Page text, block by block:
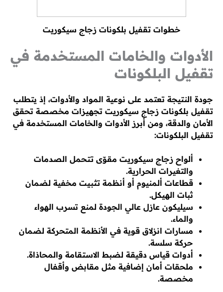
خطوات تقفيل بلكونات زجاج سيكوريت
الأدوات والخامات المستخدمة في
تقفيل البلكونات
جودة النتيجة تعتمد على نوعية المواد والأدوات، إذ يتطلب
تقفيل بلكونات زجاج سيكوريت تجهيزات مخصصة تحقق
الأمان والدقة، ومن أبرز الأدوات والخامات المستخدمة في
تقفيل البلكونات:
ألواح زجاج سيكوريت مقوّى تتحمل الصدمات
والتغيرات الحرارية.
قطاعات ألمنيوم أو أنظمة تثبيت مخفية لضمان
ثبات الهيكل.
سيليكون عازل عالي الجودة لمنع تسرب الهواء
والماء.
مسارات انزلاق قوية في الأنظمة المتحركة لضمان
حركة سلسة.
أدوات قياس دقيقة لضبط الاستقامة والمحاذاة.
ملحقات أمان إضافية مثل مقابض وأقفال
مخصصة.